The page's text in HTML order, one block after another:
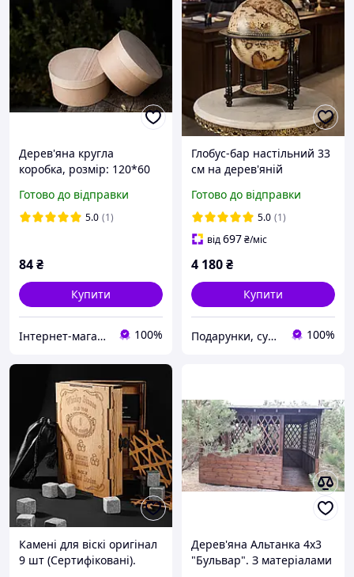
Дерев'яна кругла
коробка, розмір: 120*60
букового шпону
Готово до відправки
5.0 (1)
84₴
Купити
Інтернет-магазин "PANNOCHKA" 100%
Глобус-бар настільний 33
см на дерев'яній
алкоголю | Декоративний
глобус для віскі, коньяку
та вина | Пода
Готово до відправки
5.0 (1)
від697₴/міс
4 180₴
Купити
Подарунки, сувеніри, предмети інтер'єру "Елефант" | © elephant.dp.ua 100%
Камені для віскі оригінал
9 шт (Сертифіковані).
Дерев'яна Альтанка 4х3
"Бульвар". З матеріалами